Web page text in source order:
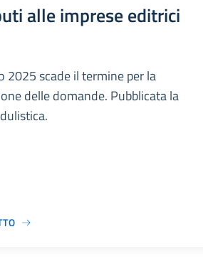
alle imprese editrici
2025 scade il termine per la
delle domande. Pubblicata la